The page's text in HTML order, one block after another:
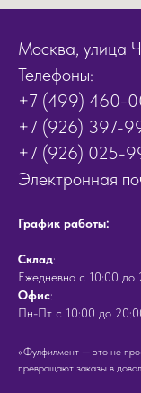
Москва, улица
Телефоны:
+7 (499) 460-
+7 (926) 397-
+7 (926) 025-
Электронная
График работы:
Cклад:
Ежедневно с 10:00 до
Офис:
Пн-Пт с 10:00 до
«Фулфилмент — это не
превращают заказы в